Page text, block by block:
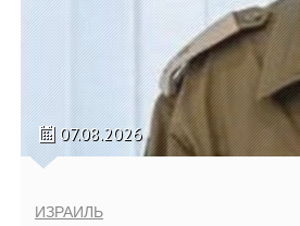
07.08.2026
ИЗРАИЛЬ